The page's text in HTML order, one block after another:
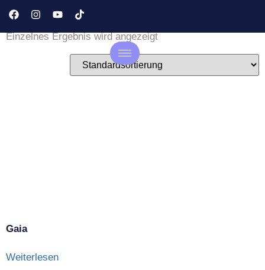
Nachhaltiger Möbelstoff
Einzelnes Ergebnis wird angezeigt
Gaia
Weiterlesen